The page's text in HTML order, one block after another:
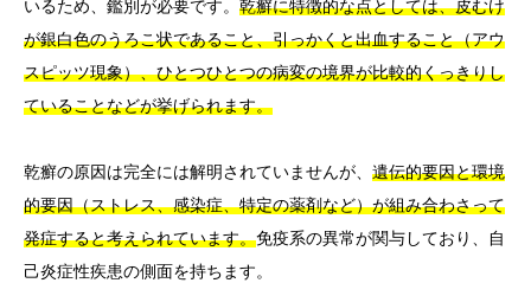
いるため、鑑別が必要です。 乾癬に特徴的な点としては、皮むけ
が銀白色のうろこ状であること、引っかくと出血すること（アウ
スピッツ現象）、ひとつひとつの病変の境界が比較的くっきりし
ていることなどが挙げられます。
乾癬の原因は完全には解明されていませんが、 遺伝的要因と環境
的要因（ストレス、感染症、特定の薬剤など）が組み合わさって
発症すると考えられています。免疫系の異常が関与しており、自
己炎症性疾患の側面を持ちます。